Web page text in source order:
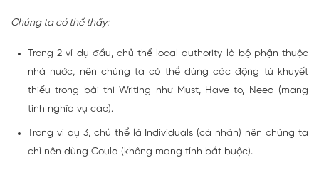
Chúng ta có thể thấy:
Trong 2 ví dụ đầu, chủ thể local authority là bộ phận thuộc
nhà nước, nên chúng ta có thể dùng các động từ khuyết
thiếu trong bài thi Writing như Must, Have to, Need (mang
tính nghĩa vụ cao).
Trong ví dụ 3, chủ thể là Individuals (cá nhân) nên chúng ta
chỉ nên dùng Could (không mang tính bắt buộc).